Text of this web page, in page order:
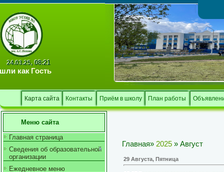
24.03.25, 08:21
как Гость
Карта сайта Контакты Приём в школу План работы
Меню сайта
Главная страница
Сведения об образовательной
организации
Ежедневное меню
Главная» 2025 » Август
29 Августа, Пятница